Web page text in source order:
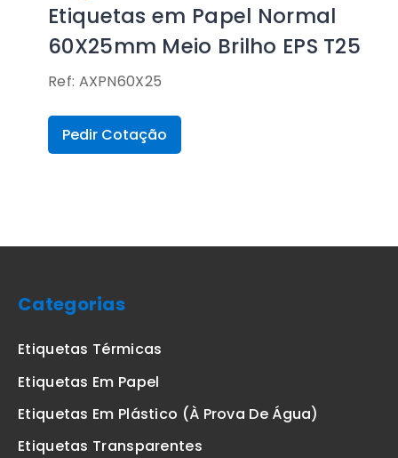
Etiquetas em Papel Normal
60X25mm Meio Brilho EPS T25
Ref: AXPN60X25
Pedir Cotação
Categorias
Etiquetas Térmicas
Etiquetas Em Papel
Etiquetas Em Plástico (à Prova De Água)
Etiquetas Transparentes